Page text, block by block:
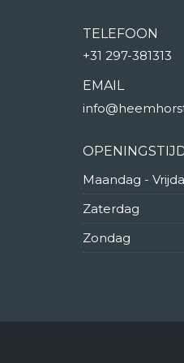
TELEFOON
+31 297-381313
EMAIL
Maandag -
Zaterdag
Zondag